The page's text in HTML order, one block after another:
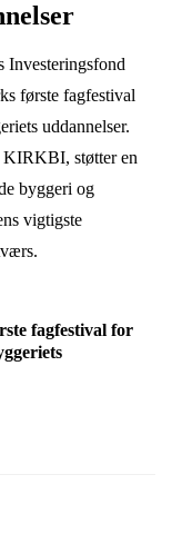
Investeringsfond
første fagfestival
uddannelser.
KIRKBI, støtter en
byggeri og
vigtigste
fagfestival for